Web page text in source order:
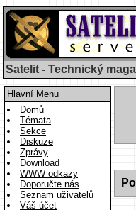
Satelit - Technický
Hlavní Menu
Domů
Témata
Sekce
Diskuze
Zprávy
Download
WWW odkazy
Doporučte nás
Seznam uživatelů
Váš účet